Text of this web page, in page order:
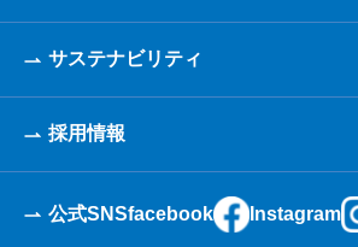
サステナビリティ
採用情報
公式SNSfacebook Instagram